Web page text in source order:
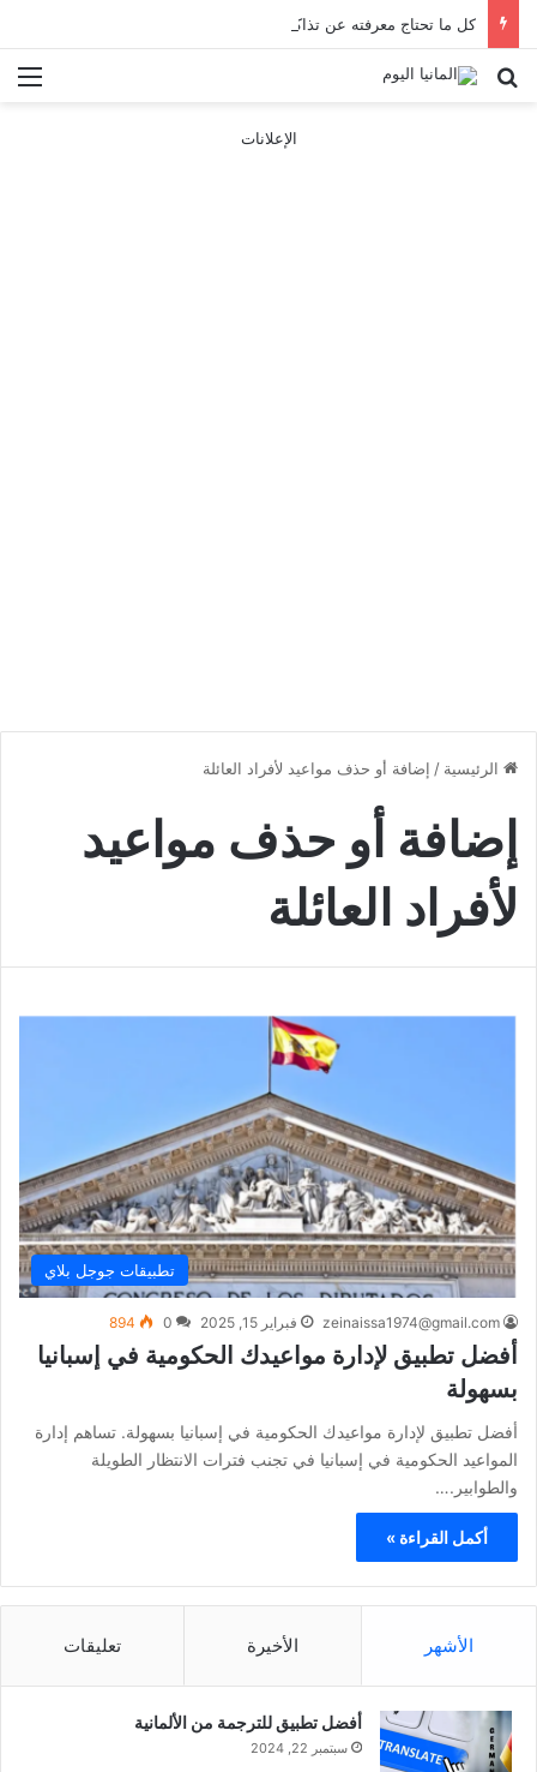
كل ما تحتاج معرفته عن تذاكر ووسائل النقل في باريس 2025
بحث عن
الإعلانات
الرئيسية / إضافة أو حذف مواعيد لأفراد العائلة
إضافة أو حذف مواعيد
لأفراد العائلة
تطبيقات جوجل بلاي
zeinaissa1974@gmail.com فبراير 15, 2025 0
894
أفضل تطبيق لإدارة مواعيدك الحكومية في إسبانيا
بسهولة
أفضل تطبيق لإدارة مواعيدك الحكومية في إسبانيا بسهولة. تساهم إدارة
المواعيد الحكومية في إسبانيا في تجنب فترات الانتظار الطويلة
والطوابير.…
أكمل القراءة »
الأشهر الأخيرة تعليقات
أفضل تطبيق للترجمة من الألمانية
سبتمبر 22, 2024